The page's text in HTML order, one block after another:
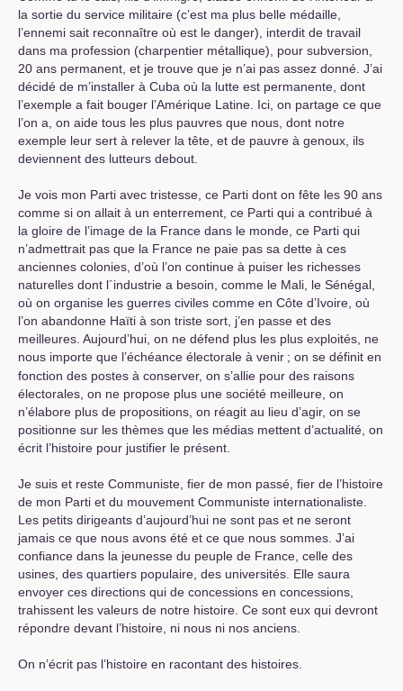
la sortie du service militaire (c’est ma plus belle médaille,
l’ennemi sait reconnaître où est le danger), interdit de travail
dans ma profession (charpentier métallique), pour subversion,
20 ans permanent, et je trouve que je n’ai pas assez donné. J’ai
décidé de m’installer à Cuba où la lutte est permanente, dont
l’exemple a fait bouger l’Amérique Latine. Ici, on partage ce que
l’on a, on aide tous les plus pauvres que nous, dont notre
exemple leur sert à relever la tête, et de pauvre à genoux, ils
deviennent des lutteurs debout.
Je vois mon Parti avec tristesse, ce Parti dont on fête les 90 ans
comme si on allait à un enterrement, ce Parti qui a contribué à
la gloire de l’image de la France dans le monde, ce Parti qui
n’admettrait pas que la France ne paie pas sa dette à ces
anciennes colonies, d’où l’on continue à puiser les richesses
naturelles dont l´industrie a besoin, comme le Mali, le Sénégal,
où on organise les guerres civiles comme en Côte d’Ivoire, où
l’on abandonne Haïti à son triste sort, j’en passe et des
meilleures. Aujourd’hui, on ne défend plus les plus exploités, ne
nous importe que l’échéance électorale à venir ; on se définit en
fonction des postes à conserver, on s’allie pour des raisons
électorales, on ne propose plus une société meilleure, on
n’élabore plus de propositions, on réagit au lieu d’agir, on se
positionne sur les thèmes que les médias mettent d’actualité, on
écrit l’histoire pour justifier le présent.
Je suis et reste Communiste, fier de mon passé, fier de l’histoire
de mon Parti et du mouvement Communiste internationaliste.
Les petits dirigeants d’aujourd’hui ne sont pas et ne seront
jamais ce que nous avons été et ce que nous sommes. J’ai
confiance dans la jeunesse du peuple de France, celle des
usines, des quartiers populaire, des universités. Elle saura
envoyer ces directions qui de concessions en concessions,
trahissent les valeurs de notre histoire. Ce sont eux qui devront
répondre devant l’histoire, ni nous ni nos anciens.
On n’écrit pas l’histoire en racontant des histoires.